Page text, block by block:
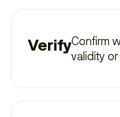
VerifyConfirm
validity